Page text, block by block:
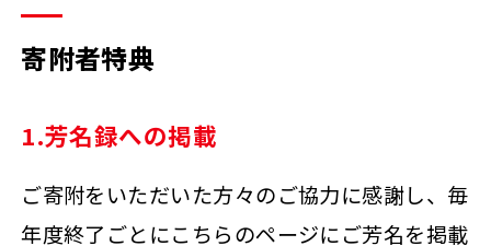
寄附者特典
1.芳名録への掲載
ご寄附をいただいた方々のご協力に感謝し、毎
年度終了ごとにこちらのページにご芳名を掲載